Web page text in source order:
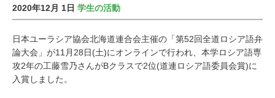
2020年12月 1日 学生の活動
日本ユーラシア協会北海道連合会主催の「第52回全道ロシア語弁
論大会」が11月28日(土)にオンラインで行われ、本学ロシア語専
攻2年の工藤雪乃さんがBクラスで2位(道連ロシア語委員会賞)に
入賞しました。